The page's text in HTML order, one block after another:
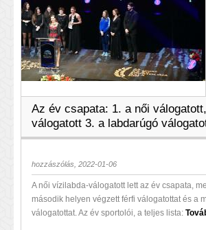
Az év csapata: 1. a női
válogatott 3. a labdarúgó
hozzászólás, 2022-01-06
A női vízilabda-válogatott lett az év csapata,
második helyen végzett férfi válogatottat és a
válogatottat. Az év sportolói, a teljes lista: